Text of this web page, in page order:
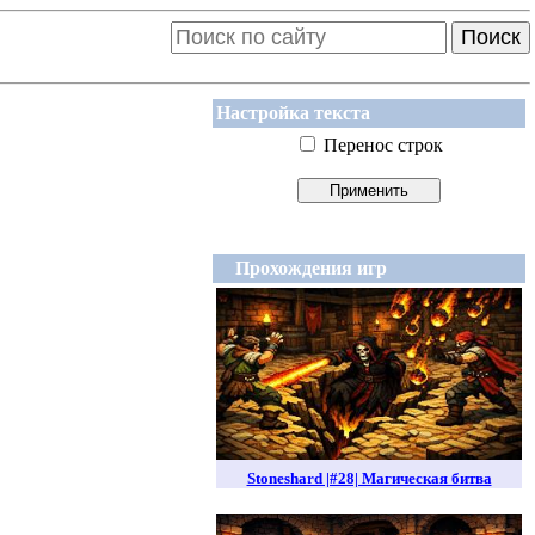
Поиск
Настройка текста
Перенос строк
Прохождения игр
Stoneshard |#28| Магическая битва